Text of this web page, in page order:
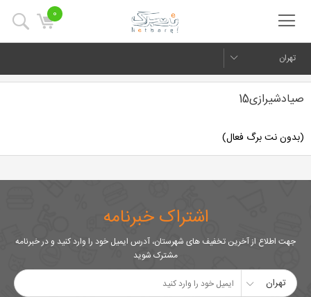
0
تهران
صیادشیرازی15
(بدون نت برگ فعال)
اشتراک خبرنامه
جهت اطلاع از آخرین تخفیف های شهرستان، آدرس ایمیل خود را وارد کنید و در خبرنامه
مشترک شوید
تهران